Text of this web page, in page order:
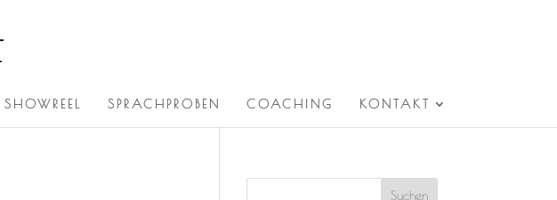
SHOWREEL SPRACHPROBEN COACHING KONTAKT